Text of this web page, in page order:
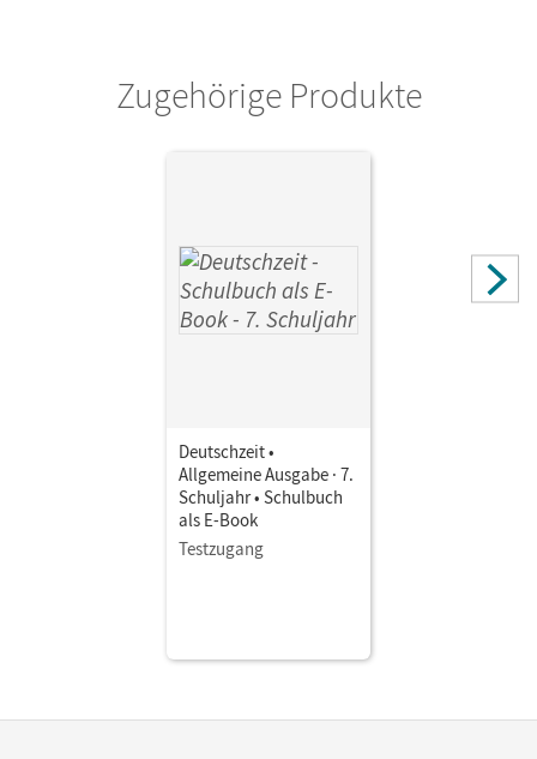
Herausgeber/-in
Dennis; Wohlgemuth, Jan; Bobsin, Julia; Michelis, Maike;
Berbesch, Marian; Hennen, Wendel; Scharnberg, Maren;
Kistner, Manuela; Glathe, Ute; Ursin, Marco
Zugehörige Produkte
Deutschzeit •
Allgemeine Ausgabe · 7.
Schuljahr • Schulbuch
als E-Book
Testzugang